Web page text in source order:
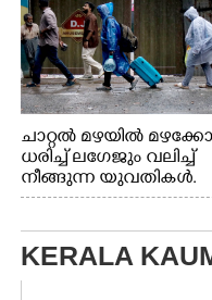
ചാറ്റൽ മഴയിൽ
ധരിച്ച് ലഗേജും വലിച്ച്
നീങ്ങുന്ന യുവതികൾ.
എറണാകുളം
KERALA